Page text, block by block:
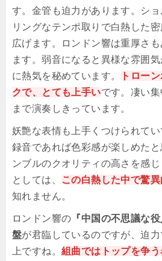
す。金管も迫力があります。シ
リングなテンポ取りで白熱した
広げます。ロンドン響は重厚さ
ます。弱音になると異様な雰囲
に熱気を秘めています。
トロー
クで、とても上手いです。凄い
まで演奏しきっています。
妖艶な表情も上手くつけられて
録音であれば色彩感が楽しめた
ンブルのクオリティの高さを感
としては、
この白熱した中で驚
知れません。
ロンドン響の 『中国の不思議な役
盤が君臨しているのですが、迫力
上ですね。 組曲ではトップを争う